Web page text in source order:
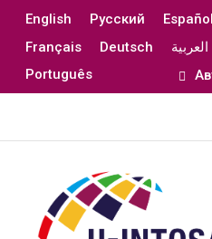
English Русский
Español
Français
Deutsch
العربية
Português